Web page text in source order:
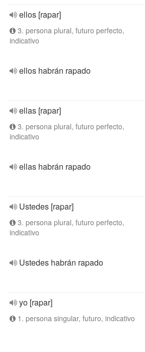
ellos [rapar]
3. persona plural, futuro perfecto,
indicativo
ellos habrán rapado
ellas [rapar]
3. persona plural, futuro perfecto,
indicativo
ellas habrán rapado
Ustedes [rapar]
3. persona plural, futuro perfecto,
indicativo
Ustedes habrán rapado
yo [rapar]
1. persona singular, futuro, indicativo